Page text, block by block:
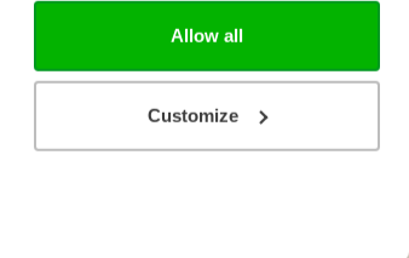
Allow all
Customize